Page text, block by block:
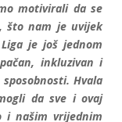
motivirali da se
što nam je uvijek
je još jednom
inkluzivan i
Hvala
da sve i ovaj
i našim vrijednim